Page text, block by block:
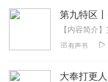
有声书